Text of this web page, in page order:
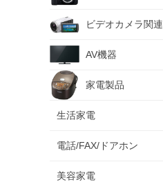
ビデオカメラ関連
AV機器
家電製品
生活家電
電話/FAX/ドアホン
美容家電